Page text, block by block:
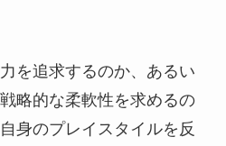
を追求するのか、あるい
略的な柔軟性を求めるの
身のプレイスタイルを反